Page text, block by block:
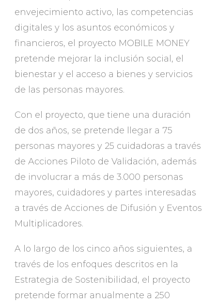
envejecimiento activo, las competencias
digitales y los asuntos económicos y
financieros, el proyecto MOBILE MONEY
pretende mejorar la inclusión social, el
bienestar y el acceso a bienes y servicios
de las personas mayores.
Con el proyecto, que tiene una duración
de dos años, se pretende llegar a 75
personas mayores y 25 cuidadoras a través
de Acciones Piloto de Validación, además
de involucrar a más de 3.000 personas
mayores, cuidadores y partes interesadas
a través de Acciones de Difusión y Eventos
Multiplicadores.
A lo largo de los cinco años siguientes, a
través de los enfoques descritos en la
Estrategia de Sostenibilidad, el proyecto
pretende formar anualmente a 250